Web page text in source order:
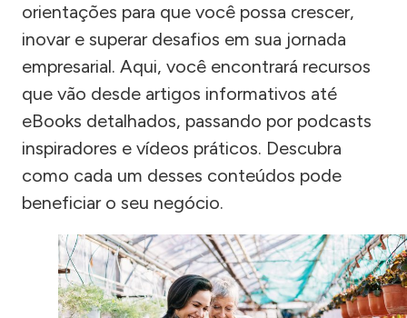
orientações para que você possa crescer,
inovar e superar desafios em sua jornada
empresarial. Aqui, você encontrará recursos
que vão desde artigos informativos até
eBooks detalhados, passando por podcasts
inspiradores e vídeos práticos. Descubra
como cada um desses conteúdos pode
beneficiar o seu negócio.